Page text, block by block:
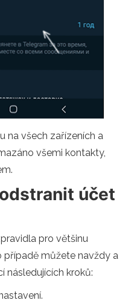
na všech zařízeních a
všemi kontakty,
účet
pro většinu
můžete navždy a
následujících kroků: